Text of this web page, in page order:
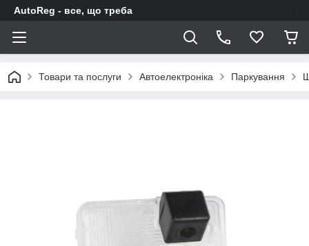
AutoReg - все, що треба
Товари та послуги Автоелектроніка Паркування